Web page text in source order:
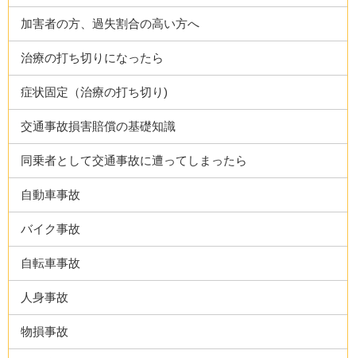
加害者の方、過失割合の高い方へ
治療の打ち切りになったら
症状固定（治療の打ち切り)
交通事故損害賠償の基礎知識
同乗者として交通事故に遭ってしまったら
自動車事故
バイク事故
自転車事故
人身事故
物損事故